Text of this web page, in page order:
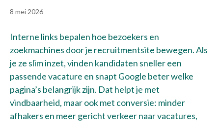
8 mei 2026
Interne links bepalen hoe bezoekers en
zoekmachines door je recruitmentsite bewegen. Als
je ze slim inzet, vinden kandidaten sneller een
passende vacature en snapt Google beter welke
pagina’s belangrijk zijn. Dat helpt je met
vindbaarheid, maar ook met conversie: minder
afhakers en meer gericht verkeer naar vacatures,